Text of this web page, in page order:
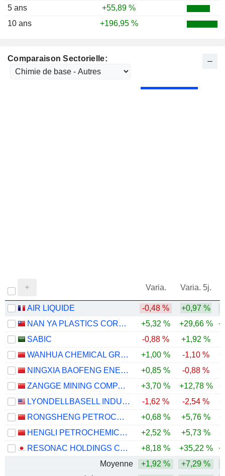
5 ans
+55,89 %
10 ans
+196,95 %
Comparaison Sectorielle:
Varia. Varia. 5j.
AIR LIQUIDE -0,48 % +0,97 %
NAN YA PLASTICS CORPORATION
+5,32 % +29,66 %
SABIC
-0,88 % +1,92 %
WANHUA CHEMICAL GROUP CO., LTD.
+1,00 % -1,10 %
NINGXIA BAOFENG ENERGY GROUP CO., LTD.
+0,85 % -0,88 %
ZANGGE MINING COMPANY LIMITED
+3,70 % +12,78 %
LYONDELLBASELL INDUSTRIES N.V.
-1,62 % -2,54 %
RONGSHENG PETROCHEMICAL CO., LTD.
+0,68 % +5,76 %
HENGLI PETROCHEMICAL CO.,LTD.
+2,52 % +5,73 %
RESONAC HOLDINGS CORPORATION
+8,18 % +35,22 %
Moyenne
+1,92 % +7,29 %